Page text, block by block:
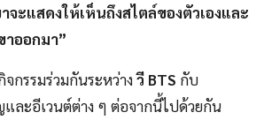
จะแสดงให้เห็นถึงสไตล์ของตัวเองและ
าออกมา”
กรรมร่วมกันระหว่างวี BTS กับ
ละอีเวนต์ต่าง ๆ ต่อจากนี้ไปด้วยกัน